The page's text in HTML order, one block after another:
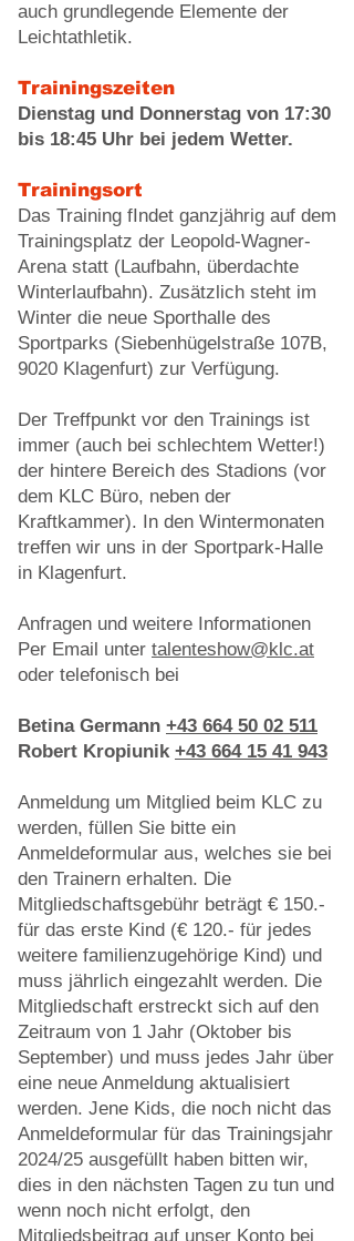
auch grundlegende Elemente der
Leichtathletik.
Trainingszeiten
Dienstag und Donnerstag von 17:30
bis 18:45 Uhr bei jedem Wetter.
Trainingsort
Das Training fIndet ganzjährig auf dem
Trainingsplatz der Leopold-Wagner-
Arena statt (Laufbahn, überdachte
Winterlaufbahn). Zusätzlich steht im
Winter die neue Sporthalle des
Sportparks (Siebenhügelstraße 107B,
9020 Klagenfurt) zur Verfügung.
Der Treffpunkt vor den Trainings ist
immer (auch bei schlechtem Wetter!)
der hintere Bereich des Stadions (vor
dem KLC Büro, neben der
Kraftkammer). In den Wintermonaten
treffen wir uns in der Sportpark-Halle
in Klagenfurt.
Anfragen und weitere Informationen
Per Email unter talenteshow@klc.at
oder telefonisch bei
Betina Germann +43 664 50 02 511
Robert Kropiunik +43 664 15 41 943
Anmeldung um Mitglied beim KLC zu
werden, füllen Sie bitte ein
Anmeldeformular aus, welches sie bei
den Trainern erhalten. Die
Mitgliedschaftsgebühr beträgt € 150.-
für das erste Kind (€ 120.- für jedes
weitere familienzugehörige Kind) und
muss jährlich eingezahlt werden. Die
Mitgliedschaft erstreckt sich auf den
Zeitraum von 1 Jahr (Oktober bis
September) und muss jedes Jahr über
eine neue Anmeldung aktualisiert
werden. Jene Kids, die noch nicht das
Anmeldeformular für das Trainingsjahr
2024/25 ausgefüllt haben bitten wir,
dies in den nächsten Tagen zu tun und
wenn noch nicht erfolgt, den
Mitgliedsbeitrag auf unser Konto bei